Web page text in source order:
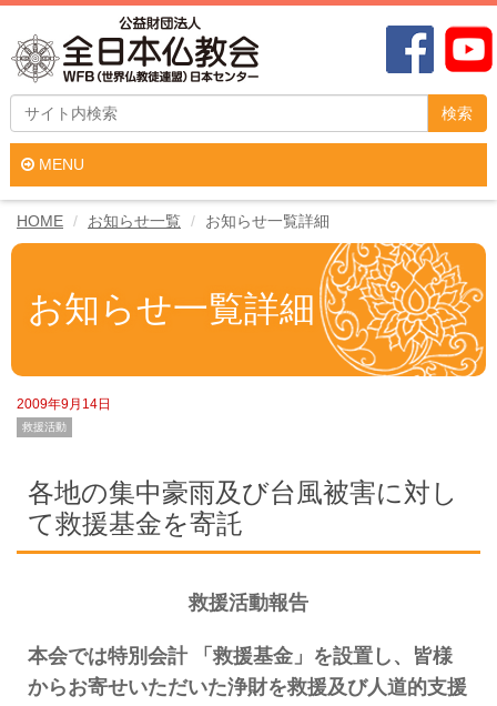
検索
MENU
HOME お知らせ一覧 お知らせ一覧詳細
お知らせ一覧詳細
2009年9月14日
救援活動
各地の集中豪雨及び台風被害に対し
て救援基金を寄託
救援活動報告
本会では特別会計 「救援基金」を設置し、皆様
からお寄せいただいた浄財を救援及び人道的支援